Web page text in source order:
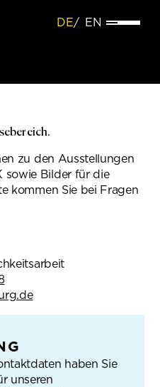
DE EN
zu den Ausstellungen
sowie Bilder für die
kommen Sie bei Fragen
haben Sie
unseren